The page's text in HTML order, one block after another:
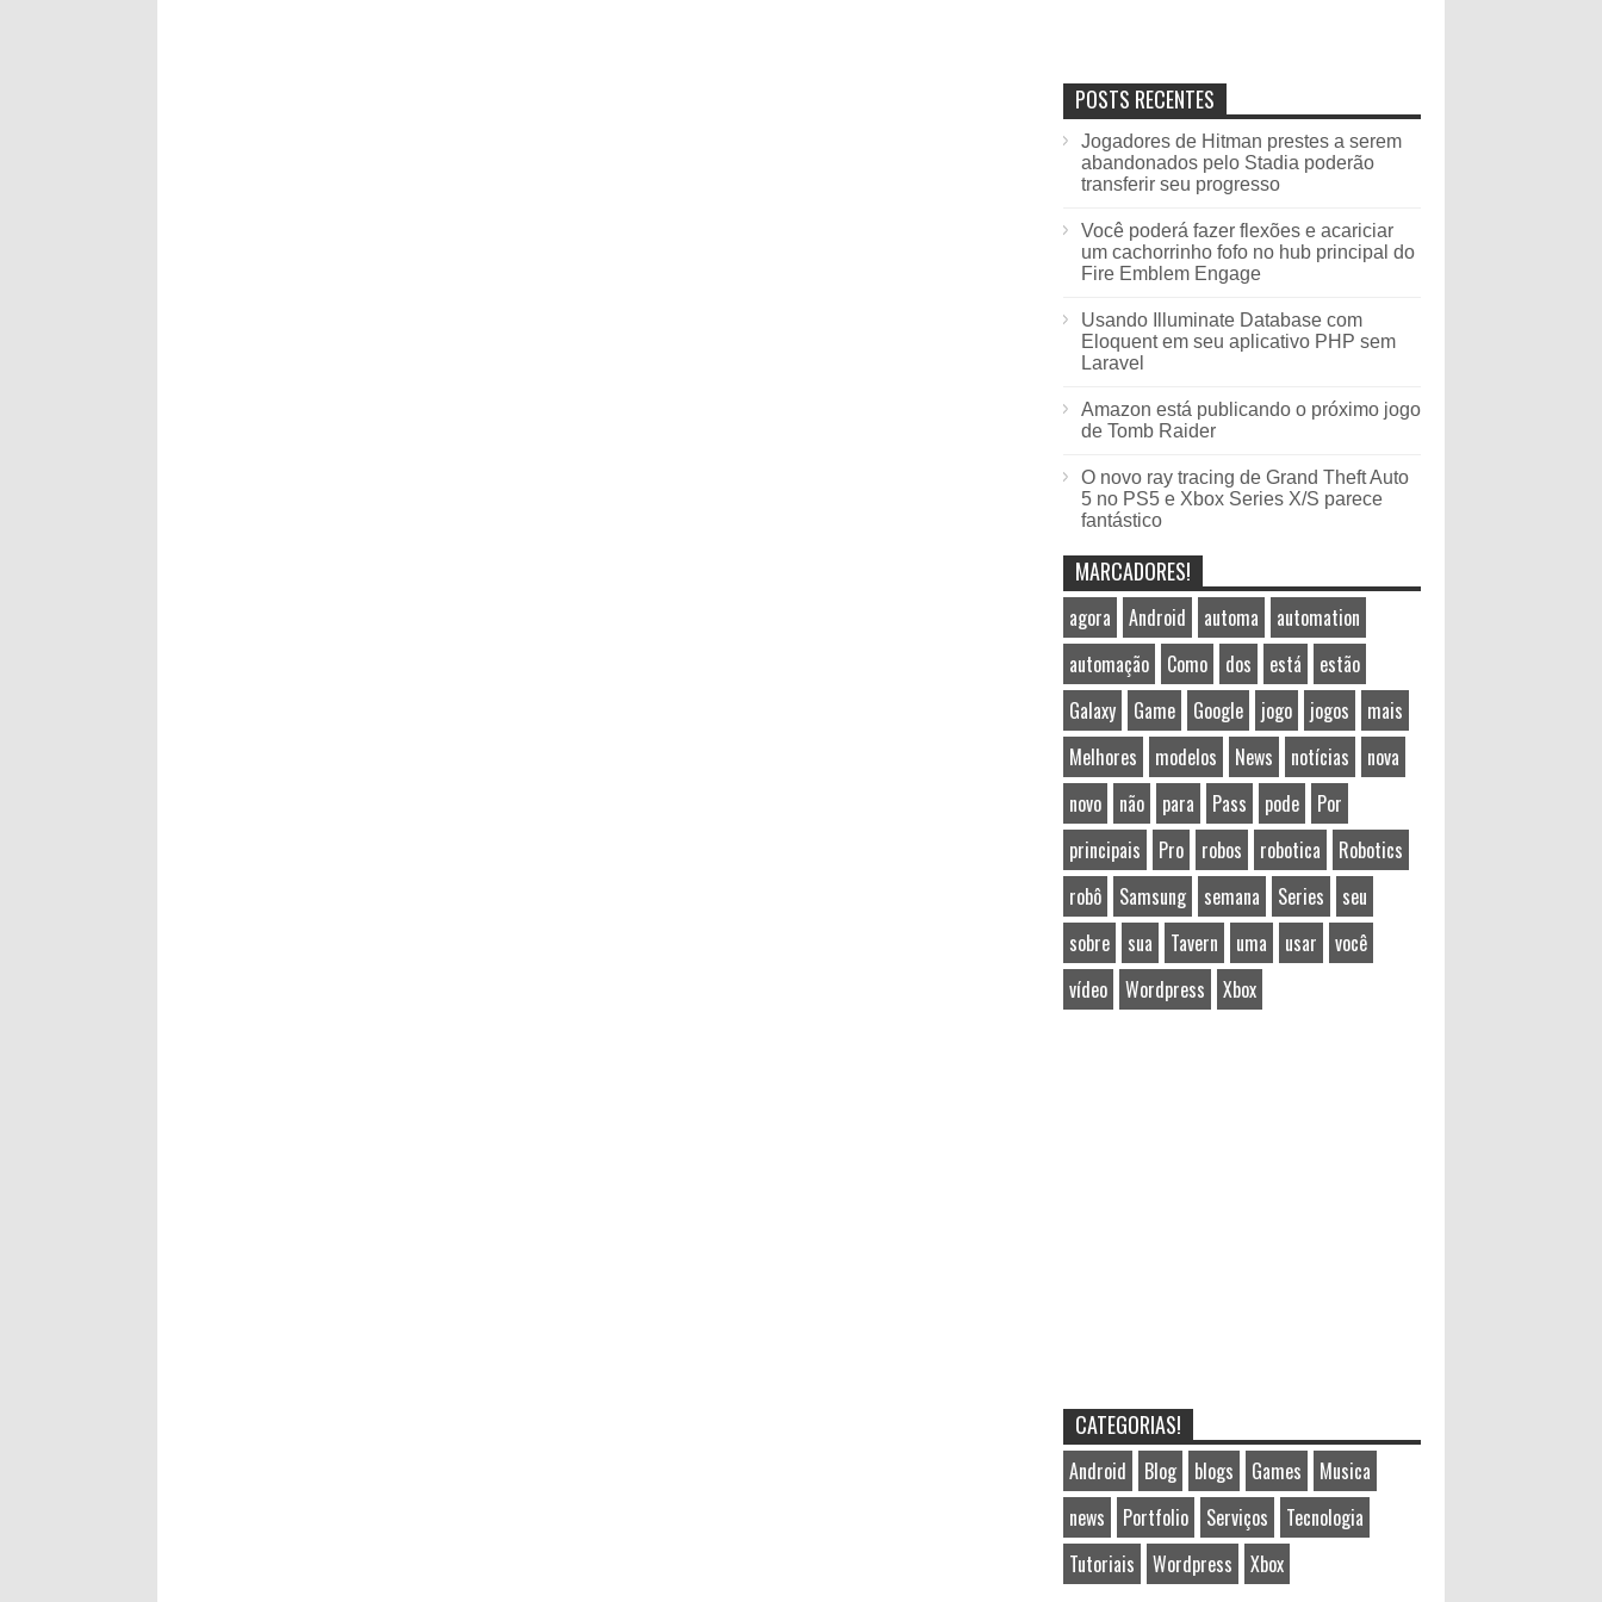
POSTS RECENTES
Jogadores de Hitman prestes a serem
abandonados pelo Stadia poderão
transferir seu progresso
Você poderá fazer flexões e acariciar
um cachorrinho fofo no hub principal do
Fire Emblem Engage
Usando Illuminate Database com
Eloquent em seu aplicativo PHP sem
Laravel
Amazon está publicando o próximo jogo
de Tomb Raider
O novo ray tracing de Grand Theft Auto
5 no PS5 e Xbox Series X/S parece
fantástico
MARCADORES!
agora Android automa
automation
automação
Como dos está
estão
Galaxy
Game Google jogo jogos
mais
Melhores
modelos News notícias
nova
novo
não para Pass pode
Por
principais
Pro robos robotica
Robotics
robô
Samsung semana Series
seu
sobre
sua Tavern uma usar
você
vídeo
Wordpress Xbox
CATEGORIAS!
Android Blog blogs Games
Musica
news
Portfolio Serviços
Tecnologia
Tutoriais
Wordpress Xbox